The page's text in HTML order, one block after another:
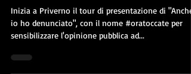
#Oratoccate il tour
Inizia a Priverno il tour di presentazione di "Anche
io ho denunciato", con il nome #oratoccate per